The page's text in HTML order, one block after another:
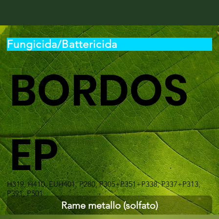
H319, H410, EUH401, P280, P305+P351+P338, P337+P313,
P391, P501
BORDOS
EP
Fungicida/Battericida
Rame metallo (solfato)